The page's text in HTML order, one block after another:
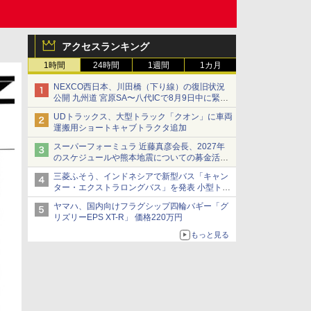
アクセスランキング
1時間 24時間 1週間 1カ月
NEXCO西日本、川田橋（下り線）の復旧状況
公開 九州道 宮原SA〜八代ICで8月9日中に緊急
車両を通行可能に
UDトラックス、大型トラック「クオン」に車両
運搬用ショートキャブトラクタ追加
スーパーフォーミュラ 近藤真彦会長、2027年
のスケジュールや熊本地震についての募金活動
を紹介
三菱ふそう、インドネシアで新型バス「キャン
ター・エクストラロングバス」を発表 小型トラ
ックベースの観光・旅客輸送向けバス
ヤマハ、国内向けフラグシップ四輪バギー「グ
リズリーEPS XT-R」 価格220万円
もっと見る